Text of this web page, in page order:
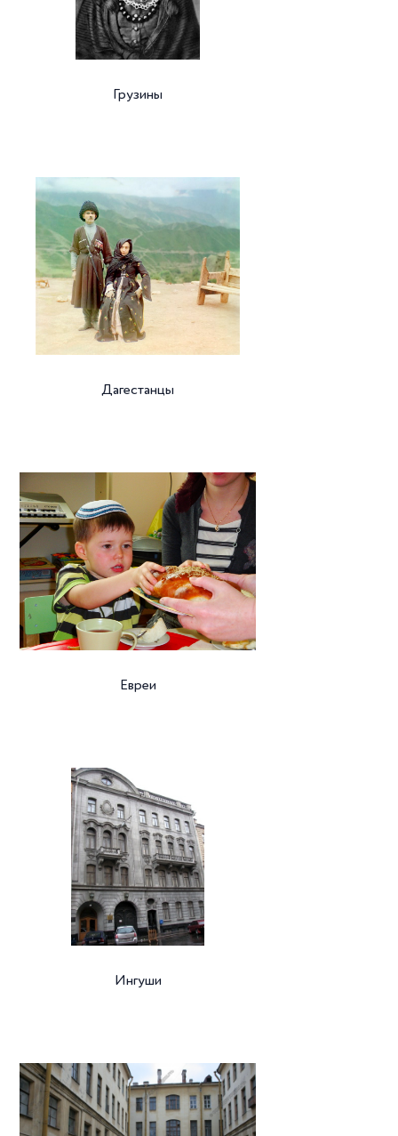
Грузины
Дагестанцы
Евреи
Ингуши